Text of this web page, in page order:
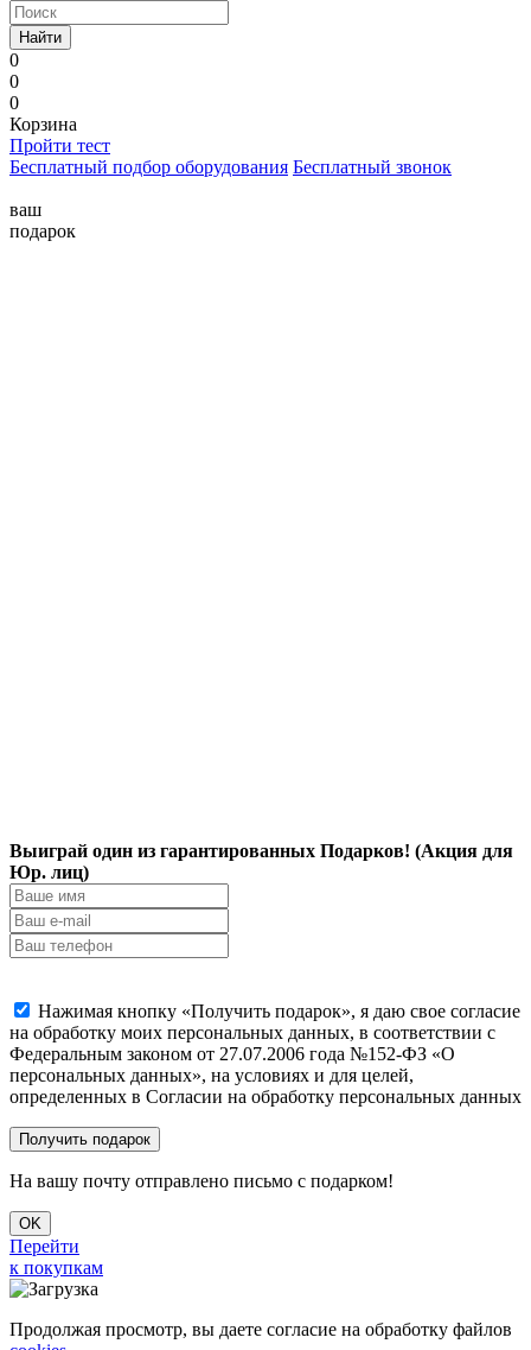
Найти
0
0
0
Корзина
Пройти тест
Бесплатный подбор оборудования Бесплатный звонок
ваш
подарок
Выиграй один из гарантированных Подарков! (Акция для
Юр. лиц)
Нажимая кнопку «Получить подарок», я даю свое согласие
на обработку моих персональных данных, в соответствии с
Федеральным законом от 27.07.2006 года №152-ФЗ «О
персональных данных», на условиях и для целей,
определенных в Согласии на обработку персональных данных
На вашу почту отправлено письмо с подарком!
OK
Перейти
к покупкам
Продолжая просмотр, вы даете согласие на обработку файлов